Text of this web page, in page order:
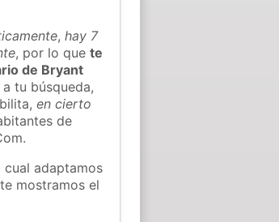
,hay 7
, por lo quete
de Bryant
tu búsqueda,
en cierto
de
cual adaptamos
mostramos el